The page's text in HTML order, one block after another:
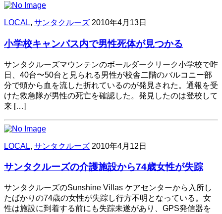
LOCAL, サンタクルーズ 2010年4月13日
小学校キャンパス内で男性死体が見つかる
サンタクルーズマウンテンのボールダークリーク小学校で昨
日、40台〜50台と見られる男性が校舎二階のバルコニー部
分で頭から血を流した折れているのが発見された。通報を受
けた救急隊が男性の死亡を確認した。発見したのは登校して
来 […]
LOCAL, サンタクルーズ 2010年4月12日
サンタクルーズの介護施設から74歳女性が失踪
サンタクルーズのSunshine Villas ケアセンターから入所し
たばかりの74歳の女性が失踪し行方不明となっている。女
性は施設に到着する前にも失踪未遂があり、GPS発信器を